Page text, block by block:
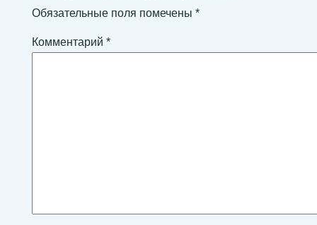
Обязательные поля помечены *
Комментарий *